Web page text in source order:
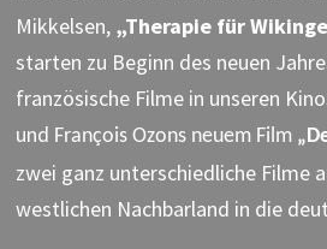
Mikkelsen, „Therapie für
starten zu Beginn des neuen
französische Filme in unseren
und François Ozons neuem Film
zwei ganz unterschiedliche Filme
westlichen Nachbarland in die